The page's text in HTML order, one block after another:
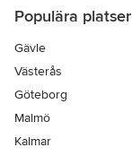
Populära platser
Gävle
Västerås
Göteborg
Malmö
Kalmar